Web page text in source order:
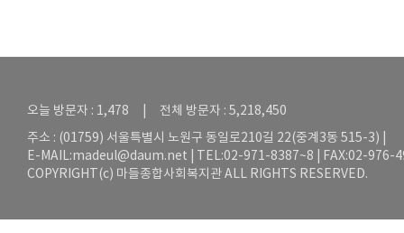
오늘 방문자 : 1,478 | 전체 방문자 : 5,218,450
주소 : (01759) 서울특별시 노원구 동일로210길 22(중계3동 515-3) |
E-MAIL:madeul@daum.net | TEL:02-971-8387~8 | FAX:02-976-
COPYRIGHT(c) 마들종합사회복지관 ALL RIGHTS RESERVED.